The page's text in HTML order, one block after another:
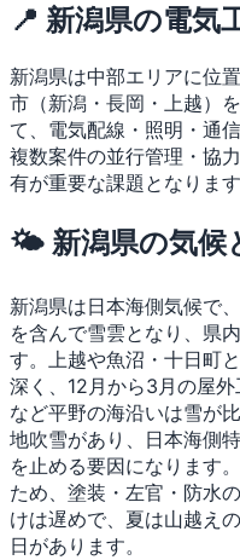
📍 新潟県の電気
新潟県は中部エリアに位
市（新潟・長岡・上越）
て、電気配線・照明・通
複数案件の並行管理・協
有が重要な課題となります
🌤 新潟県の気候
新潟県は日本海側気候で
を含んで雪雲となり、県
す。上越や魚沼・十日町
深く、12月から3月の屋
など平野の海沿いは雪が
地吹雪があり、日本海側
を止める要因になります
ため、塗装・左官・防水
けは遅めで、夏は山越え
日があります。